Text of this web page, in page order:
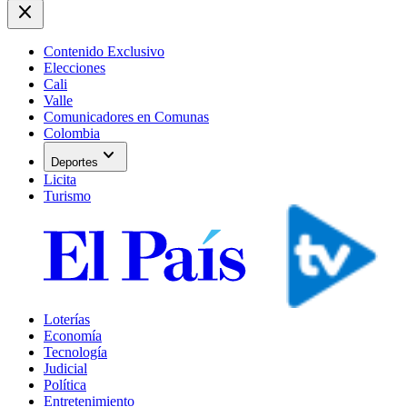
close
Contenido Exclusivo
Elecciones
Cali
Valle
Comunicadores en Comunas
Colombia
Deportes expand_more
Licita
Turismo
Loterías
Economía
Tecnología
Judicial
Política
Entretenimiento